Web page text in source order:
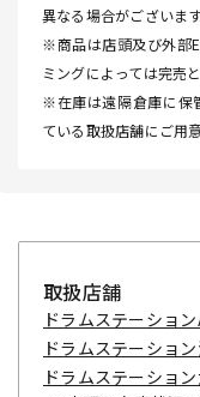
異なる場合がございます
※商品は店頭及び外部
ミングによっては完売
※在庫は遠隔倉庫に保
ている取扱店舗にご用
取扱店舗
ドラムステーショ
ドラムステーショ
ドラムステーショ